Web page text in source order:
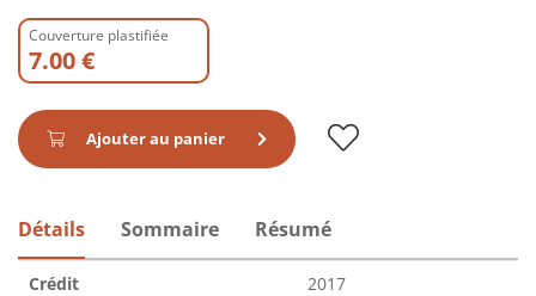
Couverture plastifiée
7.00 €
Ajouter au panier
Détails Sommaire Résumé
Crédit 2017